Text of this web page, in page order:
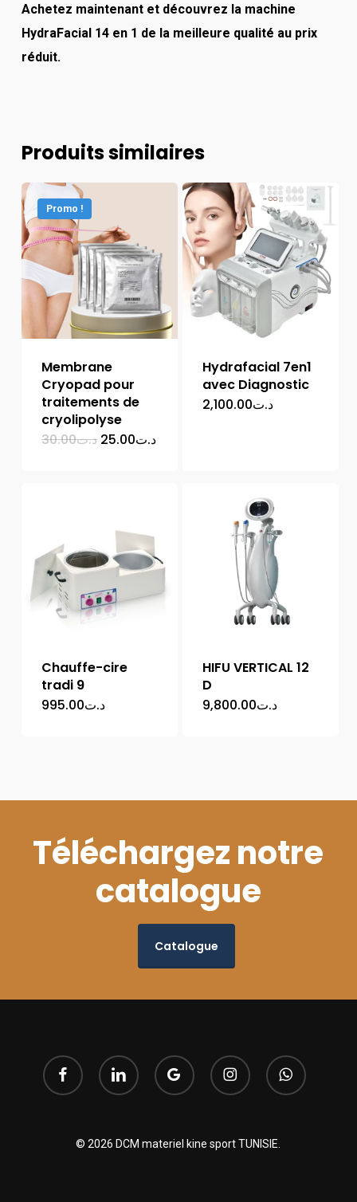
Achetez maintenant et découvrez la machine
HydraFacial 14 en 1 de la meilleure qualité au prix
réduit.
Produits similaires
Promo !
Membrane
Cryopad pour
traitements de
cryolipolyse
د.ت30.00 Le د.ت25.00 Le
Hydrafacial 7en1
avec Diagnostic
د.ت2,100.00
Chauffe-cire
tradi 9
د.ت995.00
HIFU VERTICAL 12
D
د.ت9,800.00
Téléchargez notre
catalogue
Catalogue
facebook linkedin
google-
plus
instagram whatsapp
© 2026 DCM materiel kine sport TUNISIE.